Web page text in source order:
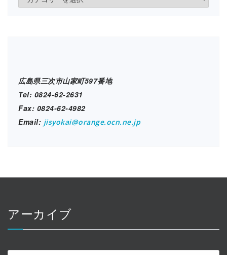
広島県三次市山家町597番地
Tel: 0824-62-2631
Fax: 0824-62-4982
Email: jisyokai@orange.ocn.ne.jp
アーカイブ